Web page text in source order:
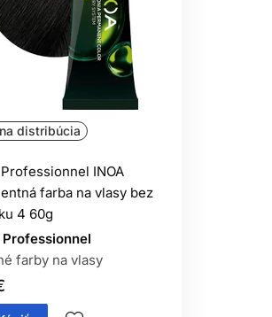
distribúcia
INOA
farba na vlasy bez
4 60g
farby na vlasy